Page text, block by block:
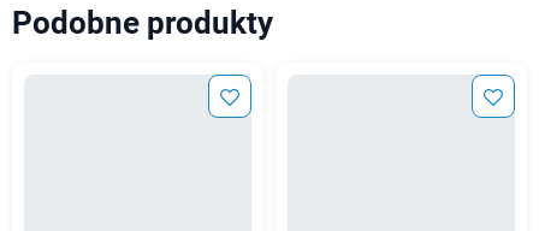
Podobne produkty